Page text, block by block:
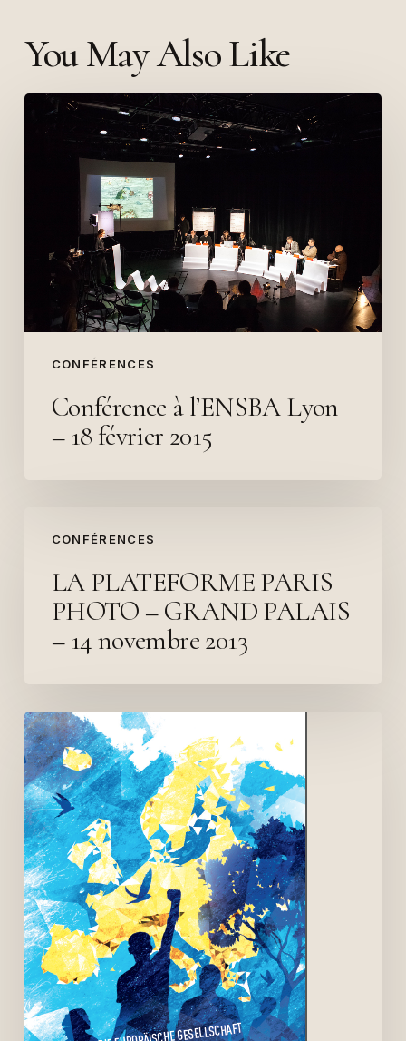
You May Also Like
CONFÉRENCES
Conférence
l’ENSBA
février
2015
Conférence à l’ENSBA Lyon
– 18 février 2015
CONFÉRENCES
PLATEFORME
PARIS
PHOTO
GRAND
14
novembre
2013
LA PLATEFORME PARIS
PHOTO – GRAND PALAIS
– 14 novembre 2013
Secession
–
Berlin
–
Conférence
30
septembre
2014